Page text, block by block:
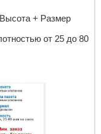
+ Размер
от 25 до 80